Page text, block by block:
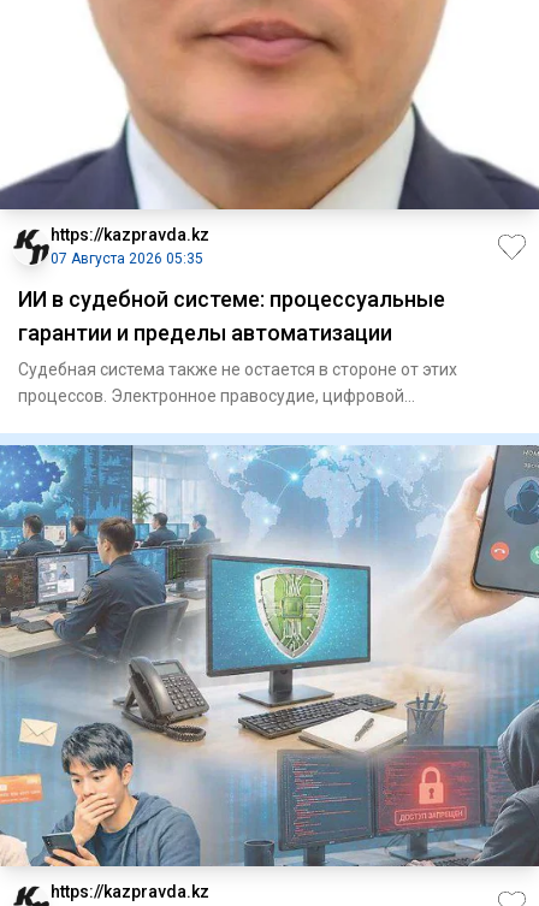
https://kazpravda.kz
07 Августа 2026 05:35
ИИ в судебной системе: процессуальные
гарантии и пределы автоматизации
Судебная система также не остается в стороне от этих
процессов. Электронное правосудие, цифровой
https://kazpravda.kz